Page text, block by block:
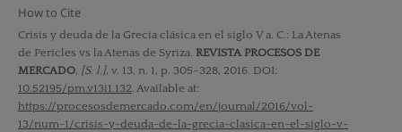
How to Cite
Crisis y deuda de la Grecia clásica en el siglo V a. C.: La Atenas
de Pericles vs la Atenas de Syriza. REVISTA PROCESOS DE
MERCADO, [S. l.], v. 13, n. 1, p. 305–328, 2016. DOI:
10.52195/pm.v13i1.132. Available at:
https://procesosdemercado.com/en/journal/2016/vol-
13/num-1/crisis-y-deuda-de-la-grecia-clasica-en-el-siglo-v-